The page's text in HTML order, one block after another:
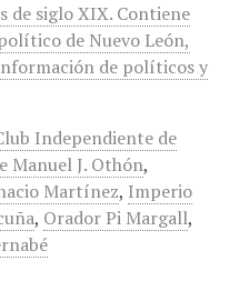
de siglo XIX. Contiene
de Nuevo León,
de políticos y
Independiente de
Manuel J. Othón,
Martínez, Imperio
, Orador Pi Margall,